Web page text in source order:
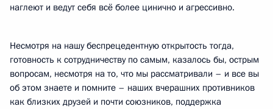
наглеют и ведут себя всё более цинично и агрессивно.
Несмотря на нашу беспрецедентную открытость тогда,
готовность к сотрудничеству по самым, казалось бы, острым
вопросам, несмотря на то, что мы рассматривали – и все вы
об этом знаете и помните – наших вчерашних противников
как близких друзей и почти союзников, поддержка